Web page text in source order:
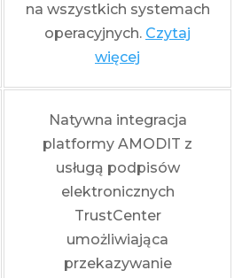
na wszystkich systemach
operacyjnych. Czytaj
więcej
Natywna integracja
platformy AMODIT z
usługą podpisów
elektronicznych
TrustCenter
umożliwiająca
przekazywanie